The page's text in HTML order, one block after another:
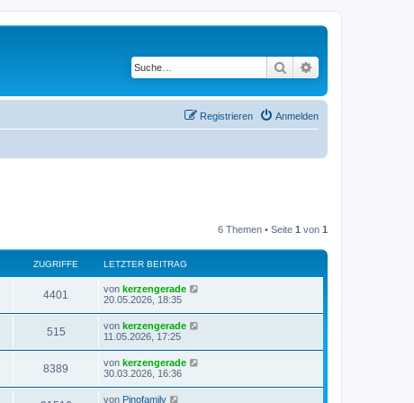
Suche
Anmelden
Registrieren
6 Themen • Seite 1 von 1
ZUGRIFFE LETZTER BEITRAG
4401
u
i
L
e
t
e
r
B
e
i
t
von kerzengerade
20.05.2026, 18:35
515Z
u
L
e
t
e
r
B
von kerzengerade
11.05.2026, 17:25
8389
u
L
e
von kerzengerade
30.03.2026, 16:36
L
von Pinofamily